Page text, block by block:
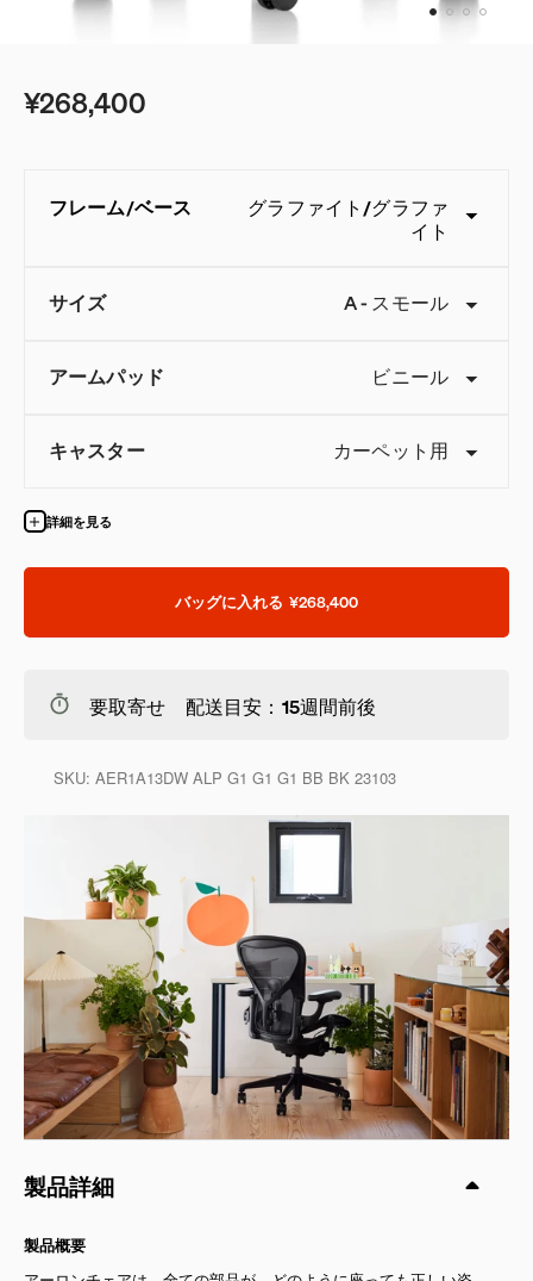
¥268,400
フレーム/ベース グラファイト /グラファ
イト
サイズ A- スモール
アームパッド ビニール
キャスター カーペット用
詳細を見る
バッグに入れる ¥268,400
要取寄せ 配送目安：15週間前後
SKU: AER1A13DW ALP G1 G1 G1 BB BK 23103
製品詳細
製品概要